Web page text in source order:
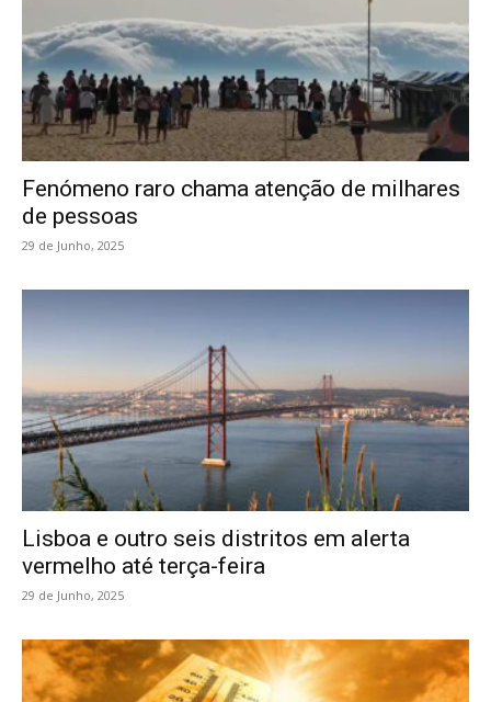
Fenómeno raro chama atenção de milhares
de pessoas
29 de Junho, 2025
Lisboa e outro seis distritos em alerta
vermelho até terça-feira
29 de Junho, 2025